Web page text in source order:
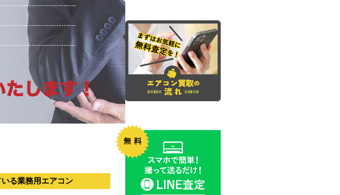
る業務用エアコン